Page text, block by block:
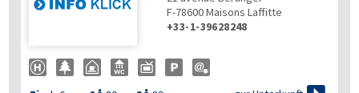
F-78600Maisons Laffitte
+33-1-39628248